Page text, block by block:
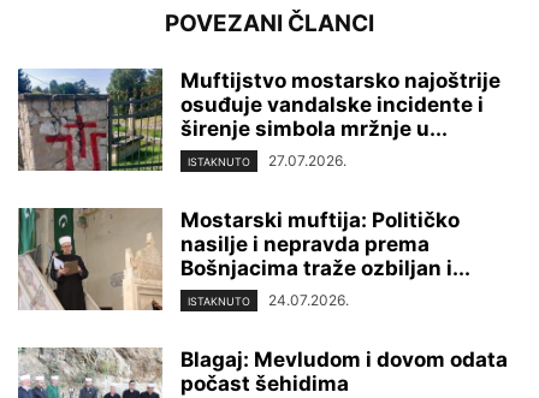
POVEZANI ČLANCI
Muftijstvo mostarsko najoštrije
osuđuje vandalske incidente i
širenje simbola mržnje u...
ISTAKNUTO 27.07.2026.
Mostarski muftija: Političko
nasilje i nepravda prema
Bošnjacima traže ozbiljan i...
ISTAKNUTO 24.07.2026.
Blagaj: Mevludom i dovom odata
počast šehidima